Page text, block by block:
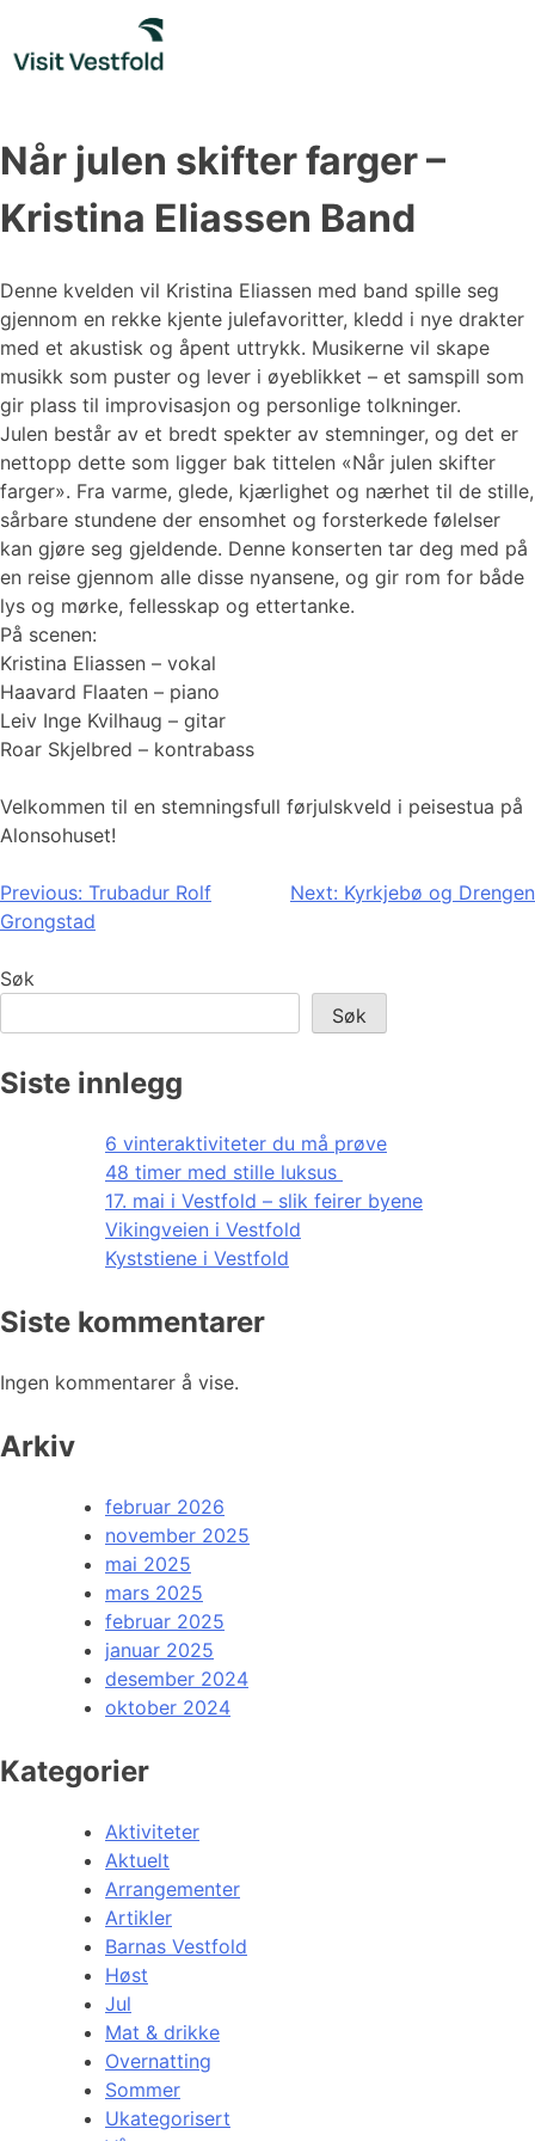
content
Når julen skifter farger –
Kristina Eliassen Band
Denne kvelden vil Kristina Eliassen med band spille seg
gjennom en rekke kjente julefavoritter, kledd i nye drakter
med et akustisk og åpent uttrykk. Musikerne vil skape
musikk som puster og lever i øyeblikket – et samspill som
gir plass til improvisasjon og personlige tolkninger.
Julen består av et bredt spekter av stemninger, og det er
nettopp dette som ligger bak tittelen «Når julen skifter
farger». Fra varme, glede, kjærlighet og nærhet til de stille,
sårbare stundene der ensomhet og forsterkede følelser
kan gjøre seg gjeldende. Denne konserten tar deg med på
en reise gjennom alle disse nyansene, og gir rom for både
lys og mørke, fellesskap og ettertanke.
På scenen:
Kristina Eliassen – vokal
Haavard Flaaten – piano
Leiv Inge Kvilhaug – gitar
Roar Skjelbred – kontrabass
Velkommen til en stemningsfull førjulskveld i peisestua på
Alonsohuset!
Innleggsnavigasjon
Previous: Trubadur Rolf
Grongstad
Next: Kyrkjebø og Drengen
Søk
Søk
Siste innlegg
6 vinteraktiviteter du må prøve
48 timer med stille luksus
17. mai i Vestfold – slik feirer byene
Vikingveien i Vestfold
Kyststiene i Vestfold
Siste kommentarer
Ingen kommentarer å vise.
Arkiv
februar 2026
november 2025
mai 2025
mars 2025
februar 2025
januar 2025
desember 2024
oktober 2024
Kategorier
Aktiviteter
Aktuelt
Arrangementer
Artikler
Barnas Vestfold
Høst
Jul
Mat & drikke
Overnatting
Sommer
Ukategorisert